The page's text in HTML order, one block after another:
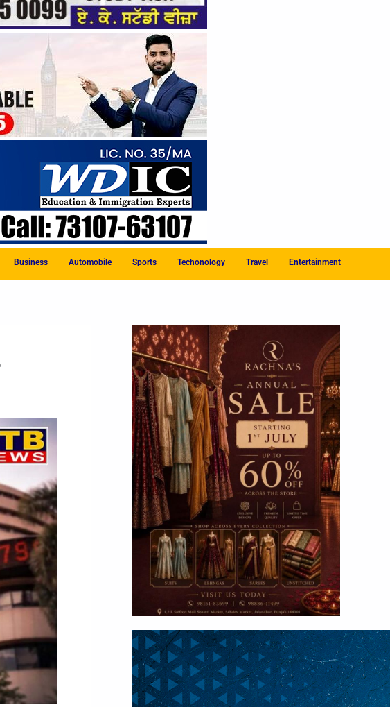
Business Automobile Sports Techonology Travel Entertainment